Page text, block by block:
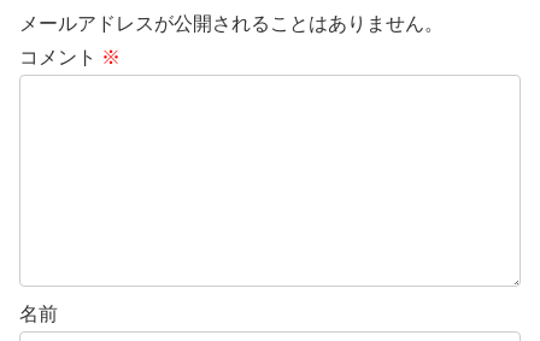
メールアドレスが公開されることはありません。
コメント ※
名前